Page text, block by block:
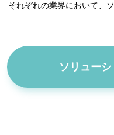
それぞれの業界において、
ソリュー